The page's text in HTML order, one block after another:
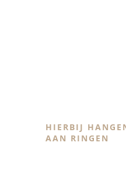
HIERBIJ
AAN RINGEN